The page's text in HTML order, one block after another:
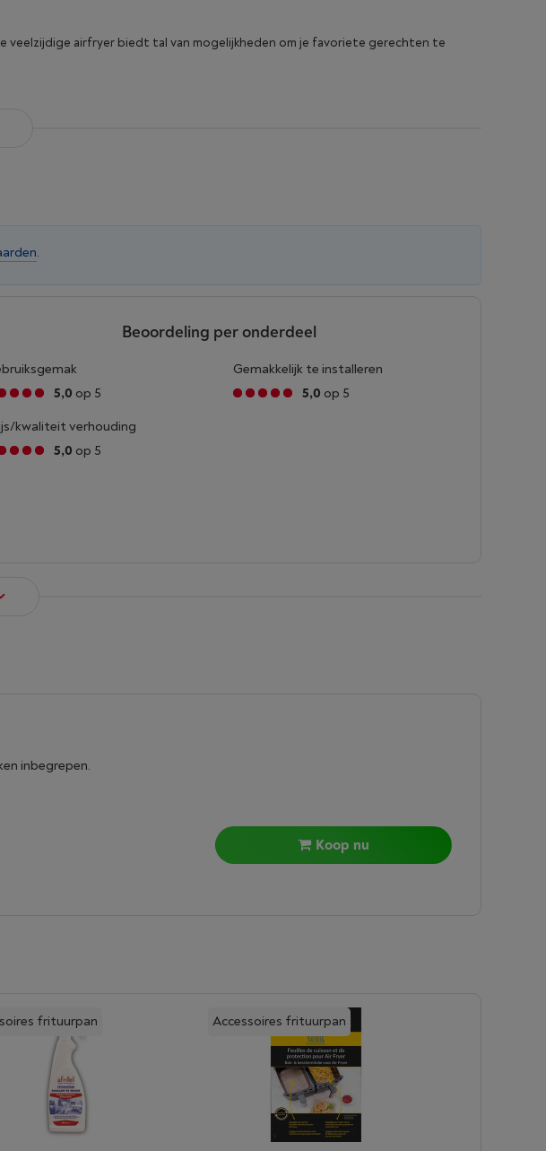
veelzijdige airfryer biedt tal van mogelijkheden om je favoriete gerechten te
.
Beoordeling per onderdeel
5,0 op 5
Gemakkelijk te installeren
5,0 op 5
kwaliteit verhouding
5,0 op 5
inbegrepen.
Koop nu
frituurpan Accessoires frituurpan